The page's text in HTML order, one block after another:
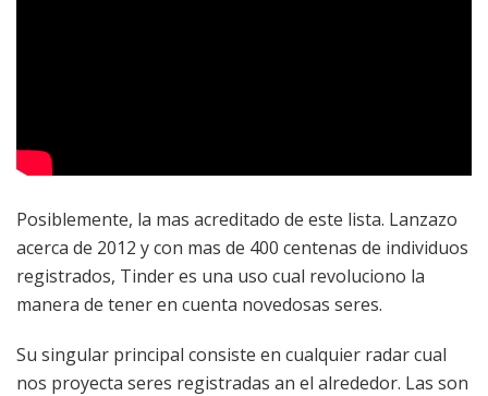
Posiblemente, la mas acreditado de este lista. Lanzazo
acerca de 2012 y con mas de 400 centenas de individuos
registrados, Tinder es una uso cual revoluciono la
manera de tener en cuenta novedosas seres.
Su singular principal consiste en cualquier radar cual
nos proyecta seres registradas an el alrededor. Las son